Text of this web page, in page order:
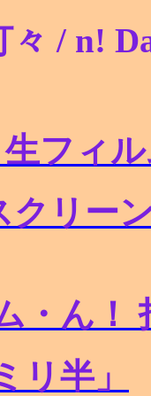
々 / n!
生フィ
クリー
・ん！
リ半」